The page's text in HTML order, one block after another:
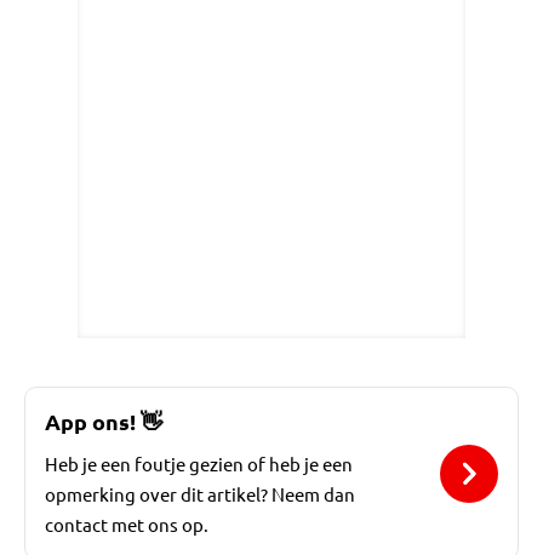
App ons!👋
Heb je een foutje gezien of heb je een
opmerking over dit artikel? Neem dan
contact met ons op.